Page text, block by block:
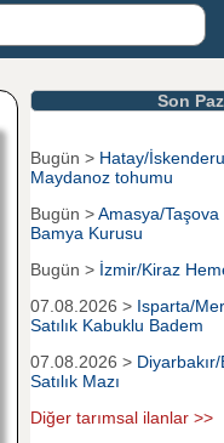
Son
Bugün > Hatay/
Maydanoz tohumu
Bugün >Amasya/Taşova
Bamya Kurusu
Bugün > İzmir/Kiraz
07.08.2026 > Isparta/
Satılık Kabuklu Badem
07.08.2026 >
Satılık Mazı
Diğer tarımsal ilanlar >>